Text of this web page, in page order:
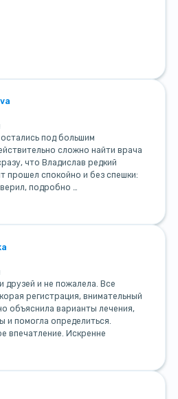
под большим
сложно найти врача
что Владислав редкий
прошел спокойно и без спешки:
подробно …
друзей и не пожалела. Все
регистрация, внимательный
объяснила варианты лечения,
и помогла определиться.
впечатление. Искренне